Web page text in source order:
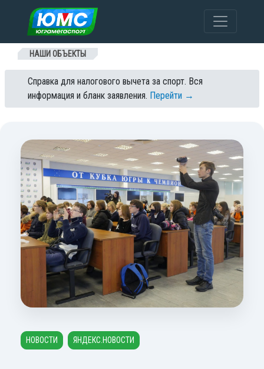
Перейти к содержанию
НАШИ ОБЪЕКТЫ
Справка для налогового вычета за спорт. Вся
информация и бланк заявления. Перейти →
НОВОСТИ ЯНДЕКС.НОВОСТИ